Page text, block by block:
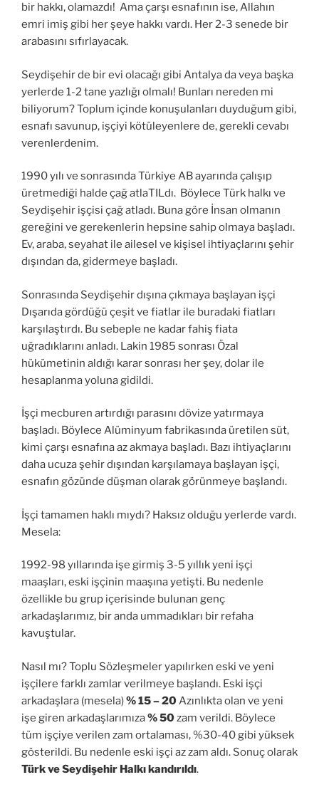
bir hakkı, olamazdı! Ama çarşı esnafının ise, Allahın
emri imiş gibi her şeye hakkı vardı. Her 2-3 senede bir
arabasını sıfırlayacak.
Seydişehir de bir evi olacağı gibi Antalya da veya başka
yerlerde 1-2 tane yazlığı olmalı! Bunları nereden mi
biliyorum? Toplum içinde konuşulanları duyduğum gibi,
esnafı savunup, işçiyi kötüleyenlere de, gerekli cevabı
verenlerdenim.
1990 yılı ve sonrasında Türkiye AB ayarında çalışıp
üretmediği halde çağ atlaTILdı. Böylece Türk halkı ve
Seydişehir işçisi çağ atladı. Buna göre İnsan olmanın
gereğini ve gerekenlerin hepsine sahip olmaya başladı.
Ev, araba, seyahat ile ailesel ve kişisel ihtiyaçlarını şehir
dışından da, gidermeye başladı.
Sonrasında Seydişehir dışına çıkmaya başlayan işçi
Dışarıda gördüğü çeşit ve fiatlar ile buradaki fiatları
karşılaştırdı. Bu sebeple ne kadar fahiş fiata
uğradıklarını anladı. Lakin 1985 sonrası Özal
hükümetinin aldığı karar sonrası her şey, dolar ile
hesaplanma yoluna gidildi.
İşçi mecburen artırdığı parasını dövize yatırmaya
başladı. Böylece Alüminyum fabrikasında üretilen süt,
kimi çarşı esnafına az akmaya başladı. Bazı ihtiyaçlarını
daha ucuza şehir dışından karşılamaya başlayan işçi,
esnafın gözünde düşman olarak görünmeye başlandı.
İşçi tamamen haklı mıydı? Haksız olduğu yerlerde vardı.
Mesela:
1992-98 yıllarında işe girmiş 3-5 yıllık yeni işçi
maaşları, eski işçinin maaşına yetişti. Bu nedenle
özellikle bu grup içerisinde bulunan genç
arkadaşlarımız, bir anda ummadıkları bir refaha
kavuştular.
Nasıl mı? Toplu Sözleşmeler yapılırken eski ve yeni
işçilere farklı zamlar verilmeye başlandı. Eski işçi
arkadaşlara (mesela)% 15 – 20Azınlıkta olan ve yeni
işe giren arkadaşlarımıza% 50zam verildi. Böylece
tüm işçiye verilen zam ortalaması, %30-40 gibi yüksek
gösterildi. Bu nedenle eski işçi az zam aldı. Sonuç olarak
Türk ve Seydişehir Halkı kandırıldı.